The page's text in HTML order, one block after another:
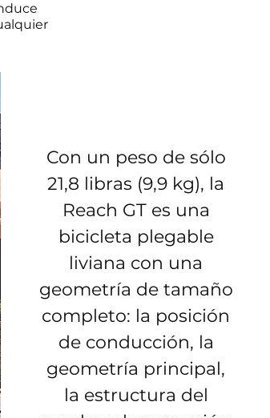
Con un peso de sólo
21,8 libras (9,9 kg), la
Reach GT es una
bicicleta plegable
liviana con una
geometría de tamaño
completo: la posición
de conducción, la
geometría principal,
la estructura del